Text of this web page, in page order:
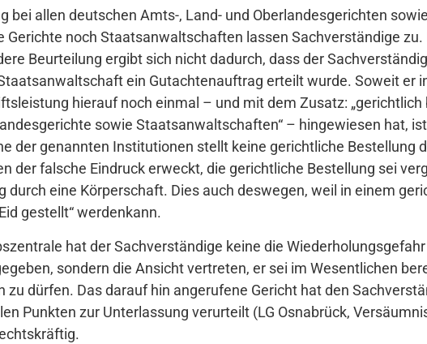
bei allen deutschen Amts-, Land- und Oberlandesgerichten sowie
noch Staatsanwaltschaften lassen Sachverständige zu.
Beurteilung ergibt sich nicht dadurch, dass der
ein Gutachtenauftrag erteilt wurde. Soweit er
hierauf noch einmal – und mit dem Zusatz:
sowie Staatsanwaltschaften“ – hingewiesen hat,
der genannten Institutionen stellt keine gerichtliche Bestellung
der falsche Eindruck erweckt, die gerichtliche Bestellung sei
eine Körperschaft. Dies auch deswegen, weil in einem
gestellt“ werdenkann.
hat der Sachverständige keine die Wiederholungsgefahr
sondern die Ansicht vertreten, er sei im Wesentlichen
dürfen. Das darauf hin angerufene Gericht hat den
Punkten zur Unterlassung verurteilt (LG Osnabrück,